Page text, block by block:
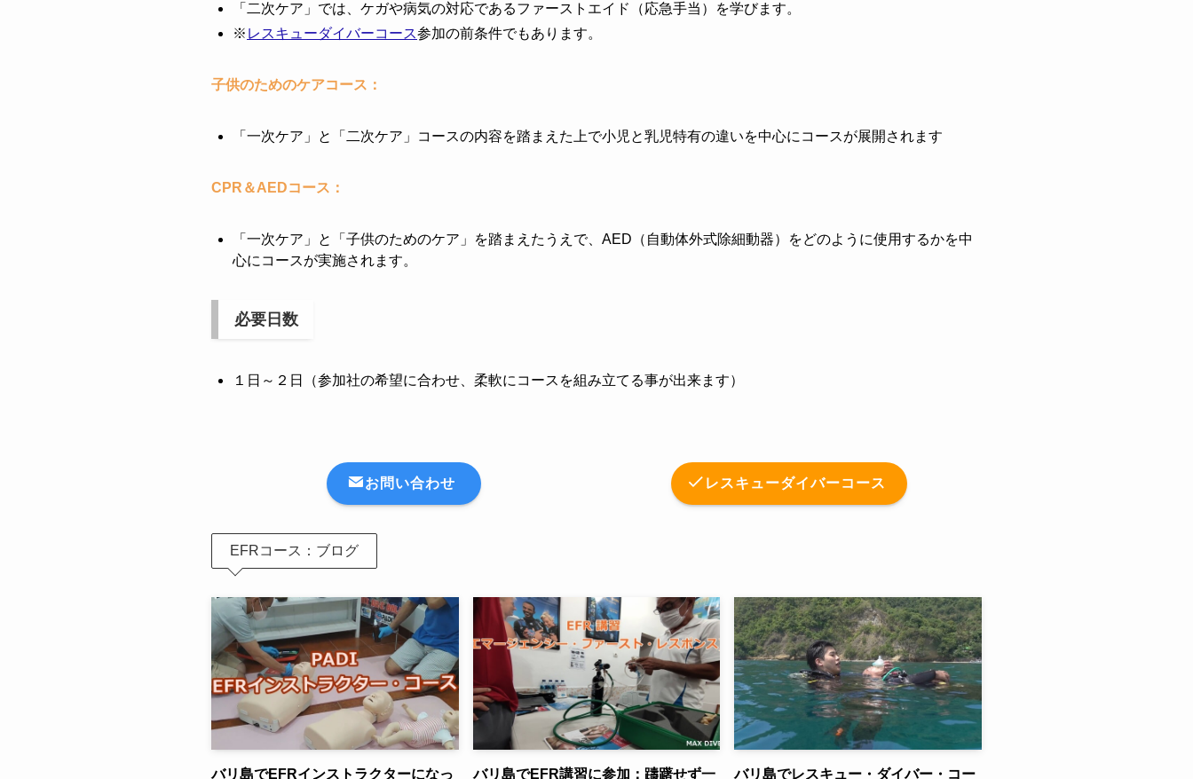
「二次ケア」では、ケガや病気の対応であるファーストエイド（応急手当）を学びます。
※ レスキューダイバーコース参加の前条件でもあります。
子供のためのケアコース：
「一次ケア」と「二次ケア」コースの内容を踏まえた上で小児と乳児特有の違いを中心にコースが展開されます
CPR＆AEDコース：
「一次ケア」と「子供のためのケア」を踏まえたうえで、AED（自動体外式除細動器）をどのように使用するかを中
心にコースが実施されます。
必要日数
１日～２日（参加社の希望に合わせ、柔軟にコースを組み立てる事が出来ます）
お問い合わせ レスキューダイバーコース
EFRコース：ブログ
バリ島でEFRインストラクターになっ バリ島でEFR講習に参加：躊躇せず一 バリ島でレスキュー・ダイバー・コー